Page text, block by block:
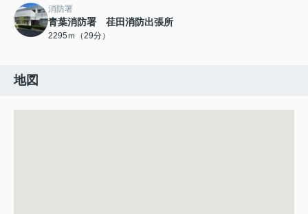
消防署
青葉消防署 荏田消防出張所
2295ｍ（29分）
地図